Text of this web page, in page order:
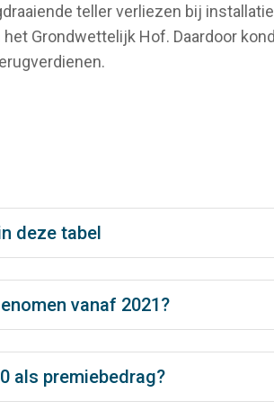
teller verliezen bij
Grondwettelijk Hof. Daardoor
deze tabel
vanaf 2021?
als premiebedrag?